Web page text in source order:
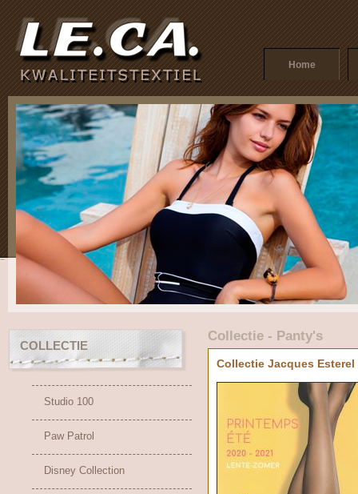
Home
COLLECTIE
Studio 100
Paw Patrol
Disney Collection
Collectie - Panty's
Collectie Jacques Esterel